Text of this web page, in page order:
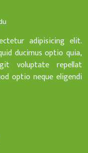
adipisicing elit.
ducimus optio quia,
voluptate repellat
optio neque eligendi